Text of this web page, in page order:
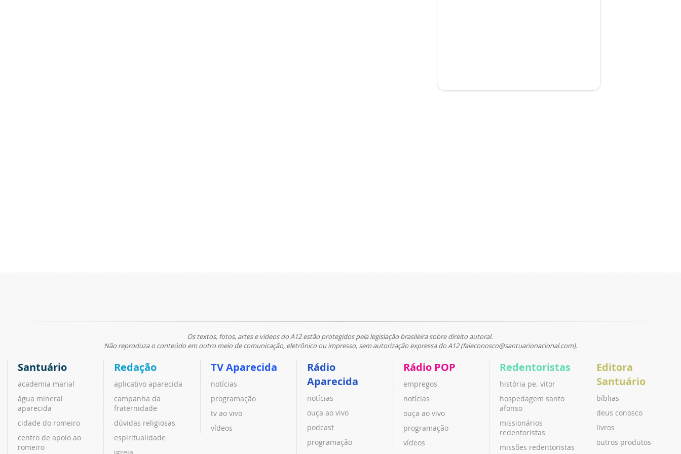
Os textos, fotos, artes e vídeos do A12 estão protegidos pela legislação brasileira sobre direito autoral.
Não reproduza o conteúdo em outro meio de comunicação, eletrônico ou impresso, sem autorização expressa do A12 (faleconosco@santuarionacional.com).
Santuário
academia marial
água mineral
aparecida
cidade do romeiro
centro de apoio ao
romeiro
Redação
aplicativo aparecida
campanha da
fraternidade
dúvidas religiosas
espiritualidade
igreja
TV Aparecida
notícias
programação
tv ao vivo
vídeos
Rádio
Aparecida
notícias
ouça ao vivo
podcast
programação
Rádio POP
empregos
notícias
ouça ao vivo
programação
vídeos
Redentoristas
história pe. vitor
hospedagem santo
afonso
missionários
redentoristas
missões redentoristas
Editora
Santuário
bíblias
deus conosco
livros
outros produtos